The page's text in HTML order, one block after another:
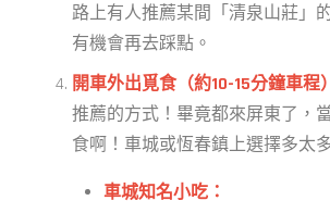
路上有人推薦某間「清泉山莊」
有機會再去踩點。
開車外出覓食（約10-15分鐘車程
推薦的方式！畢竟都來屏東了，
食啊！車城或恆春鎮上選擇多太
車城知名小吃：